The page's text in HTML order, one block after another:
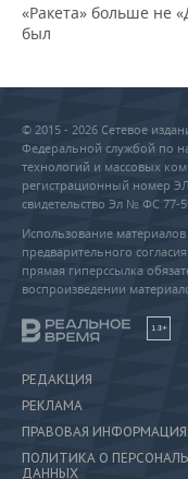
«Ракета» больше не
был
© 2015 - 2026 Сетевое
Федеральной службой по
технологий и массовых
регистрационный номер
свидетельство Эл № ФС 77-
Использование
предварительного
прямая гиперссылка
воспроизведении
18+
РЕДАКЦИЯ
РЕКЛАМА
ПРАВОВАЯ ИНФОРМАЦИЯ
ПОЛИТИКА О
ДАННЫХ